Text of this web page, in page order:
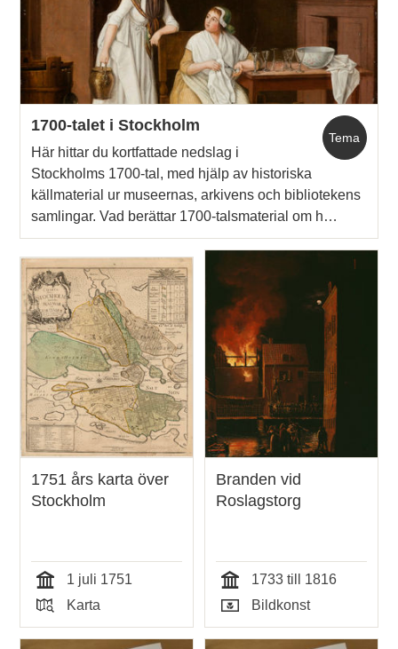
Tema
1700-talet i Stockholm
Här hittar du kortfattade nedslag i
Stockholms 1700-tal, med hjälp av historiska
källmaterial ur museernas, arkivens och bibliotekens
samlingar. Vad berättar 1700-talsmaterial om h…
1751 års karta över
Stockholm
Tid
1 juli 1751
Typ
Karta
Branden vid
Roslagstorg
Tid
1733 till 1816
Typ
Bildkonst